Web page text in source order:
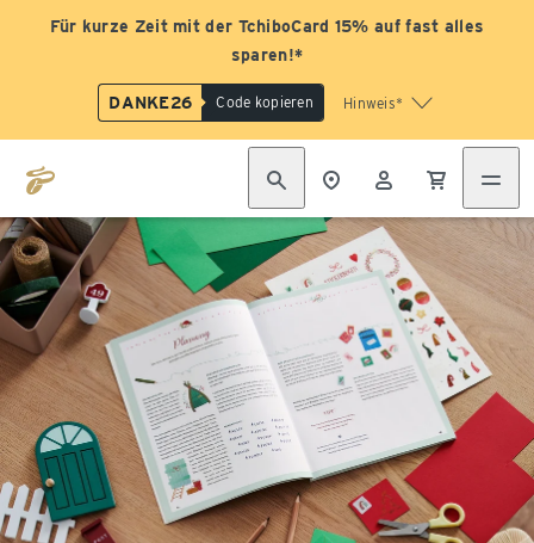
Für kurze Zeit mit der TchiboCard 15% auf fast alles
sparen!*
DANKE26 Code kopieren Hinweis*